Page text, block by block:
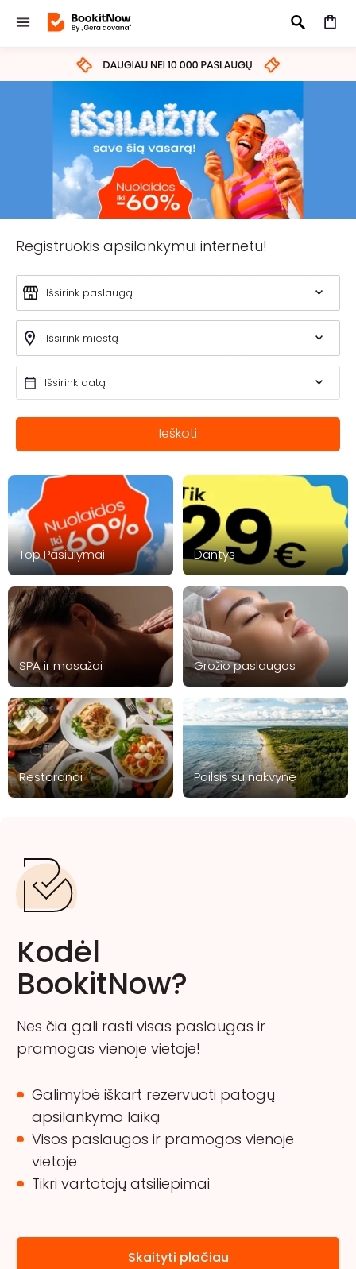
IEŠKOTI
Registruokis apsilankymui internetu!
Ieškoti
Top Pasiūlymai Dantys
SPA ir masažai Grožio paslaugos
Restoranai Poilsis su nakvyne
Kodėl
BookitNow?
Nes čia gali rasti visas paslaugas ir
pramogas vienoje vietoje!
Galimybė iškart rezervuoti patogų
apsilankymo laiką
Visos paslaugos ir pramogos vienoje
vietoje
Tikri vartotojų atsiliepimai
Skaityti plačiau